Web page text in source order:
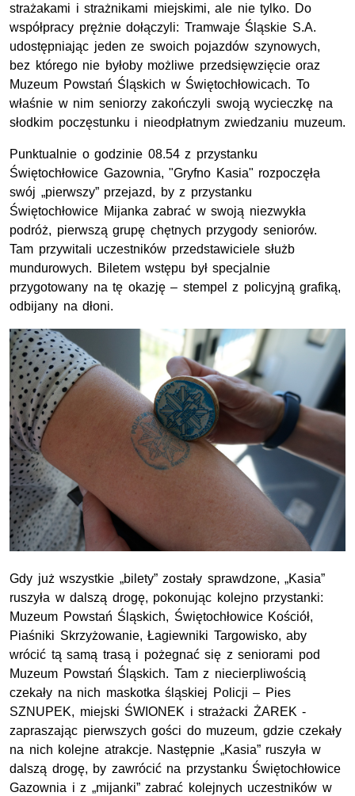
strażakami i strażnikami miejskimi, ale nie tylko. Do
współpracy prężnie dołączyli: Tramwaje Śląskie S.A.
udostępniając jeden ze swoich pojazdów szynowych,
bez którego nie byłoby możliwe przedsięwzięcie oraz
Muzeum Powstań Śląskich w Świętochłowicach. To
właśnie w nim seniorzy zakończyli swoją wycieczkę na
słodkim poczęstunku i nieodpłatnym zwiedzaniu muzeum.
Punktualnie o godzinie 08.54 z przystanku
Świętochłowice Gazownia, "Gryfno Kasia" rozpoczęła
swój „pierwszy” przejazd, by z przystanku
Świętochłowice Mijanka zabrać w swoją niezwykła
podróż, pierwszą grupę chętnych przygody seniorów.
Tam przywitali uczestników przedstawiciele służb
mundurowych. Biletem wstępu był specjalnie
przygotowany na tę okazję – stempel z policyjną grafiką,
odbijany na dłoni.
Gdy już wszystkie „bilety” zostały sprawdzone, „Kasia”
ruszyła w dalszą drogę, pokonując kolejno przystanki:
Muzeum Powstań Śląskich, Świętochłowice Kościół,
Piaśniki Skrzyżowanie, Łagiewniki Targowisko, aby
wrócić tą samą trasą i pożegnać się z seniorami pod
Muzeum Powstań Śląskich. Tam z niecierpliwością
czekały na nich maskotka śląskiej Policji – Pies
SZNUPEK, miejski ŚWIONEK i strażacki ŻAREK -
zapraszając pierwszych gości do muzeum, gdzie czekały
na nich kolejne atrakcje. Następnie „Kasia” ruszyła w
dalszą drogę, by zawrócić na przystanku Świętochłowice
Gazownia i z „mijanki” zabrać kolejnych uczestników w